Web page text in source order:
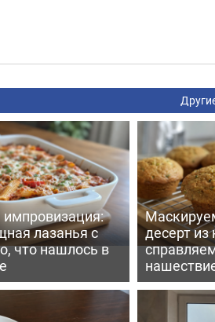
лазанья с
что нашлось в
десерт